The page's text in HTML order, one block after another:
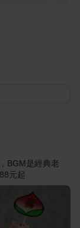
BGM是經典老
元起